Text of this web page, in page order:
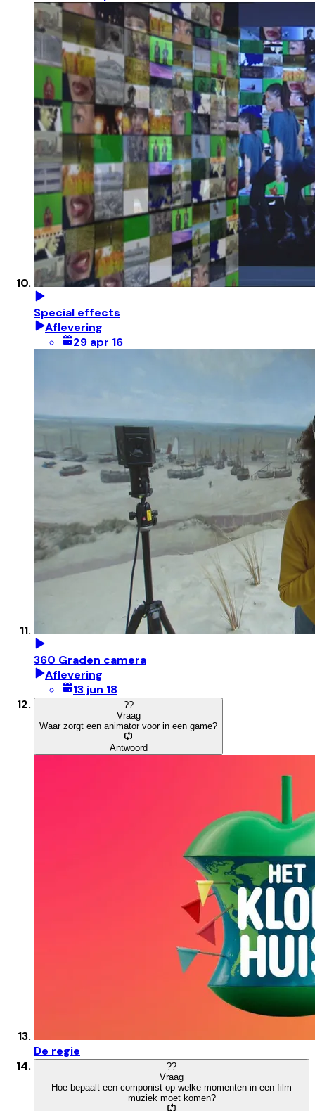
Special effects
Aflevering
29 apr 16
360 Graden camera
Aflevering
13 jun 18
??
Vraag
Waar zorgt een animator voor in een game?
Antwoord
De regie
??
Vraag
Hoe bepaalt een componist op welke momenten in een film
muziek moet komen?